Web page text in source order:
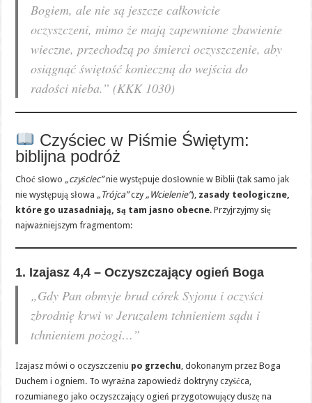
Bogiem, ale nie są jeszcze całkowicie
oczyszczeni, mimo że mają zapewnione zbawienie
wieczne, przechodzą po śmierci oczyszczenie, aby
osiągnąć świętość konieczną do wejścia do
radości nieba.” (KKK 1030)
Czyściec w Piśmie Świętym:
biblijna podróż
Choć słowo „czyściec”nie występuje dosłownie w Biblii (tak samo jak
nie występują słowa „Trójca”czy „Wcielenie”), zasady teologiczne,
które go uzasadniają, są tam jasno obecne. Przyjrzyjmy się
najważniejszym fragmentom:
1. Izajasz 4,4 – Oczyszczający ogień Boga
„Gdy Pan obmyje brud córek Syjonu i oczyści
zbrodnię krwi w Jeruzalem tchnieniem sądu i
tchnieniem pożogi…”
Izajasz mówi o oczyszczeniu po grzechu, dokonanym przez Boga
Duchem i ogniem. To wyraźna zapowiedź doktryny czyśćca,
rozumianego jako oczyszczający ogień przygotowujący duszę na